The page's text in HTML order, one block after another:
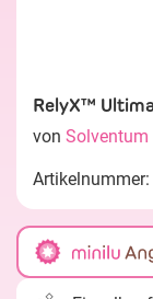
RelyX™
von Solventum
Artikelnummer: